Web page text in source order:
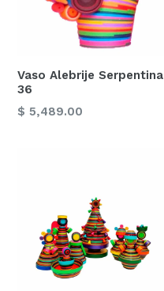
Vaso Alebrije Serpentina
36
Precio
$ 5,489.00